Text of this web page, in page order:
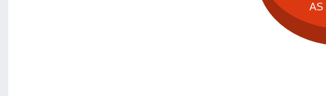
AS